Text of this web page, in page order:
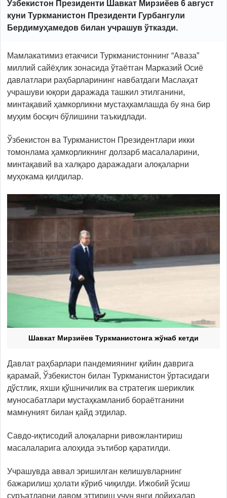
Ўзбекистон Президенти Шавкат Мирзиёев 6 август
куни Туркманистон Президенти Гурбангули
Бердимуҳамедов билан учрашув ўтказди.
Мамлакатимиз етакчиси Туркманистоннинг “Аваза”
миллий сайёҳлик зонасида ўтаётган Марказий Осиё
давлатлари раҳбарларининг навбатдаги Маслаҳат
учрашуви юқори даражада ташкил этилганини,
минтақавий ҳамкорликни мустаҳкамлашда бу яна бир
муҳим босқич бўлишини таъкидлади.
Ўзбекистон ва Туркманистон Президентлари икки
томонлама ҳамкорликнинг долзарб масалаларини,
минтақавий ва халқаро даражадаги алоқаларни
муҳокама қилдилар.
Шавкат Мирзиёев Туркманистонга жўнаб кетди
Давлат раҳбарлари пандемиянинг қийин даврига
қарамай, Ўзбекистон билан Туркманистон ўртасидаги
дўстлик, яхши қўшничилик ва стратегик шериклик
муносабатлари мустаҳкамланиб бораётганини
мамнуният билан қайд этдилар.
Савдо-иқтисодий алоқаларни ривожлантириш
масалаларига алоҳида эътибор қаратилди.
Учрашувда аввал эришилган келишувларнинг
бажарилиш ҳолати кўриб чиқилди. Ижобий ўсиш
суръатларни давом эттириш учун янги лойиҳалар